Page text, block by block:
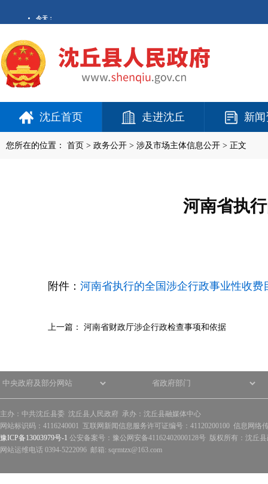
沈丘首页 走进沈丘 新
您所在的位置： 首页 > 政务公开 > 涉及市场主体信息公开 > 正文
河南省执
附件： 河南省执行的全国涉企行政事业性收费
上一篇： 河南省财政厅涉企行政检查事项和依据
主办：中共沈丘县委 沈丘县人民政府 承办：沈丘县融媒体中心
网站标识码：4116240001 互联网新闻信息服务许可证编号：41120200100 信息网络
豫ICP备13003979号-1 公安备案号：豫公网安备41162402000128号 版权所有：沈丘
网站运维电话 0394-5222096 邮箱: sqrmtzx@163.com